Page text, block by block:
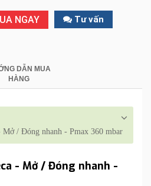
NGAY Tư vấn
DẪN MUA
HÀNG
Mở / Đóng nhanh - Pmax 360 mbar
- Mở / Đóng nhanh -